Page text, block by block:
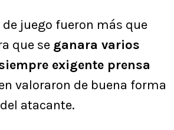
juego fueron más que
que se ganara varios
exigente prensa
valoraron de buena forma
atacante.